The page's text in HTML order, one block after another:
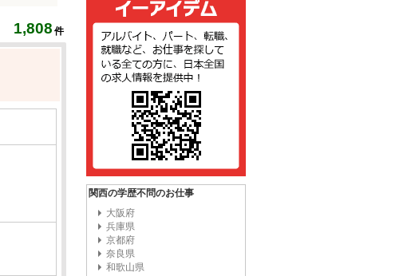
1,808 件
関西の学歴不問のお仕事
大阪府
兵庫県
京都府
奈良県
和歌山県